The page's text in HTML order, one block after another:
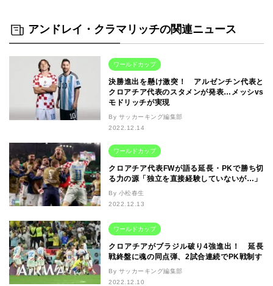
アンドレイ・クラマリッチの関連ニュース
ワールドカップ
決勝進出を懸け激突！ アルゼンチン代表と
クロアチア代表のスタメンが発表…メッシvs
モドリッチが実現
By サッカーキング編集部
2022.12.14
ワールドカップ
クロアチア代表FWが語る延長・PKで勝ち切
る力の源「独立を直接経験していないが…」
By 小松春生
2022.12.13
ワールドカップ
クロアチアがブラジル破り4強進出！ 延長
戦終盤に魂の同点弾、2試合連続でPK戦制す
By サッカーキング編集部
2022.12.10